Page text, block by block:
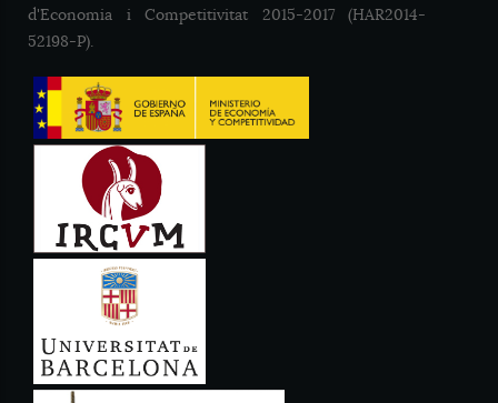
d'Economia i Competitivitat 2015-2017 (HAR2014-
52198-P).